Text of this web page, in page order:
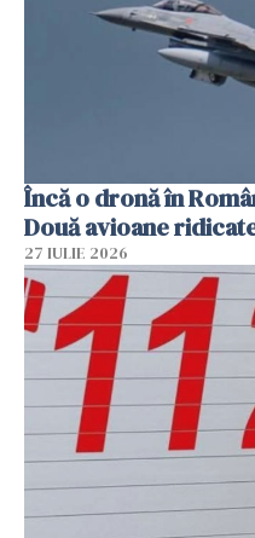
Încă o dronă în
Două avioane
27 IULIE 2026